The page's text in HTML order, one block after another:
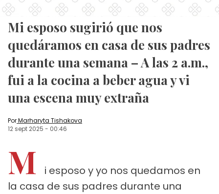
Mi esposo sugirió que nos
quedáramos en casa de sus padres
durante una semana – A las 2 a.m.,
fui a la cocina a beber agua y vi
una escena muy extraña
PorMarharyta Tishakova
12 sept 2025 - 00:46
M
i esposo y yo nos quedamos en
la casa de sus padres durante una